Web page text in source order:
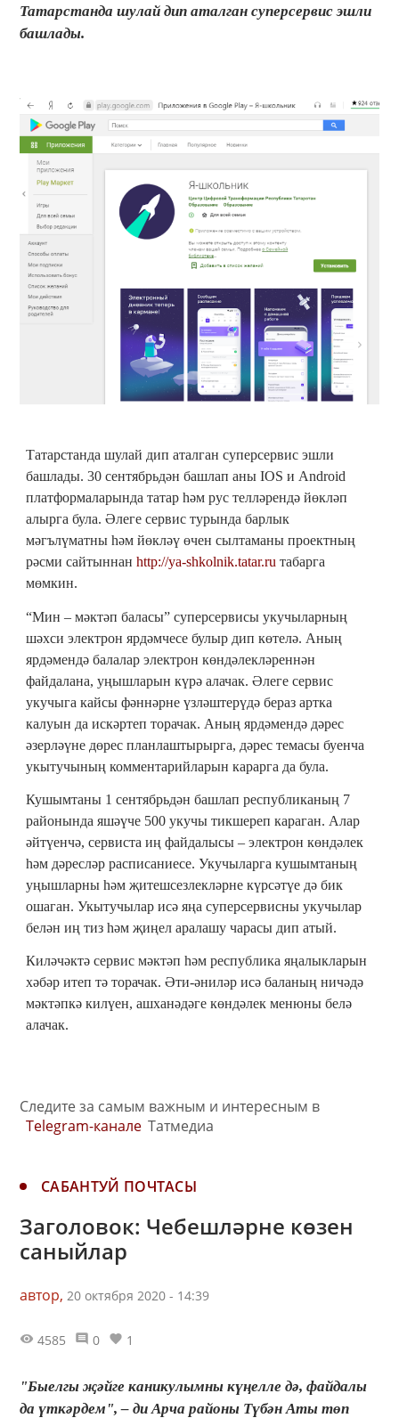
Татарстанда шулай дип аталган суперсервис эшли
башлады.
Татарстанда шулай дип аталган суперсервис эшли
башлады. 30 сентябрьдән башлап аны IOS и Android
платформаларында татар һәм рус телләрендә йөкләп
алырга була. Әлеге сервис турында барлык
мәгълүматны һәм йөкләү өчен сылтаманы проектның
рәсми сайтыннан http://ya-shkolnik.tatar.ru табарга
мөмкин.
“Мин – мәктәп баласы” суперсервисы укучыларның
шәхси электрон ярдәмчесе булыр дип көтелә. Аның
ярдәмендә балалар электрон көндәлекләреннән
файдалана, уңышларын күрә алачак. Әлеге сервис
укучыга кайсы фәннәрне үзләштерүдә бераз артка
калуын да искәртеп торачак. Аның ярдәмендә дәрес
әзерләүне дөрес планлаштырырга, дәрес темасы буенча
укытучының комментарийларын карарга да була.
Кушымтаны 1 сентябрьдән башлап республиканың 7
районында яшәүче 500 укучы тикшереп караган. Алар
әйтүенчә, сервиста иң файдалысы – электрон көндәлек
һәм дәресләр расписаниесе. Укучыларга кушымтаның
уңышларны һәм җитешсезлекләрне күрсәтүе дә бик
ошаган. Укытучылар исә яңа суперсервисны укучылар
белән иң тиз һәм җиңел аралашу чарасы дип атый.
Киләчәктә сервис мәктәп һәм республика яңалыкларын
хәбәр итеп тә торачак. Әти-әниләр исә баланың ничәдә
мәктәпкә килүен, ашханәдәге көндәлек менюны белә
алачак.
Следите за самым важным и интересным в
Telegram-канале Татмедиа
САБАНТУЙ ПОЧТАСЫ
Заголовок: Чебешләрне көзен
саныйлар
автор, 20 октября 2020 - 14:39
4585 0 1
"Быелгы җәйге каникулымны күңелле дә, файдалы
да үткәрдем", – ди Арча районы Түбән Аты төп